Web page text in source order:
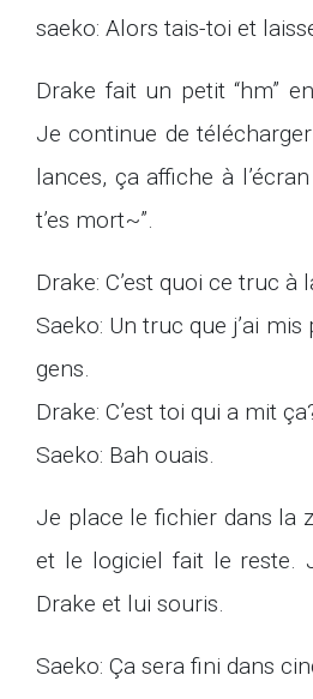
saeko: Alors tais-toi et
Drake fait un petit “hm”
Je continue de
lances, ça affiche à
t’es mort~”.
Drake: C’est quoi ce truc à
Saeko: Un truc que j’ai
gens.
Drake: C’est toi qui a mit
Saeko: Bah ouais.
Je place le fichier dans la
et le logiciel fait le reste.
Drake et lui souris.
Saeko: Ça sera fini dans